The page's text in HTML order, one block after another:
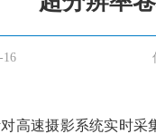
16
对高速摄影系统实时